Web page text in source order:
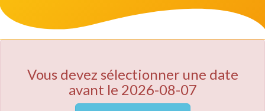
Vous devez sélectionner une date
avant le 2026-08-07